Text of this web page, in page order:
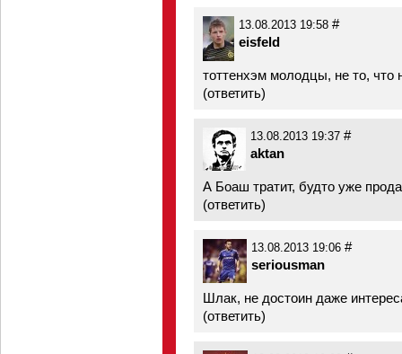
13.08.2013 19:58 #
eisfeld
тоттенхэм молодцы, не то, что
(ответить)
13.08.2013 19:37 #
aktan
А Боаш тратит, будто уже
(ответить)
13.08.2013 19:06 #
seriousman
Шлак, не достоин даже
(ответить)